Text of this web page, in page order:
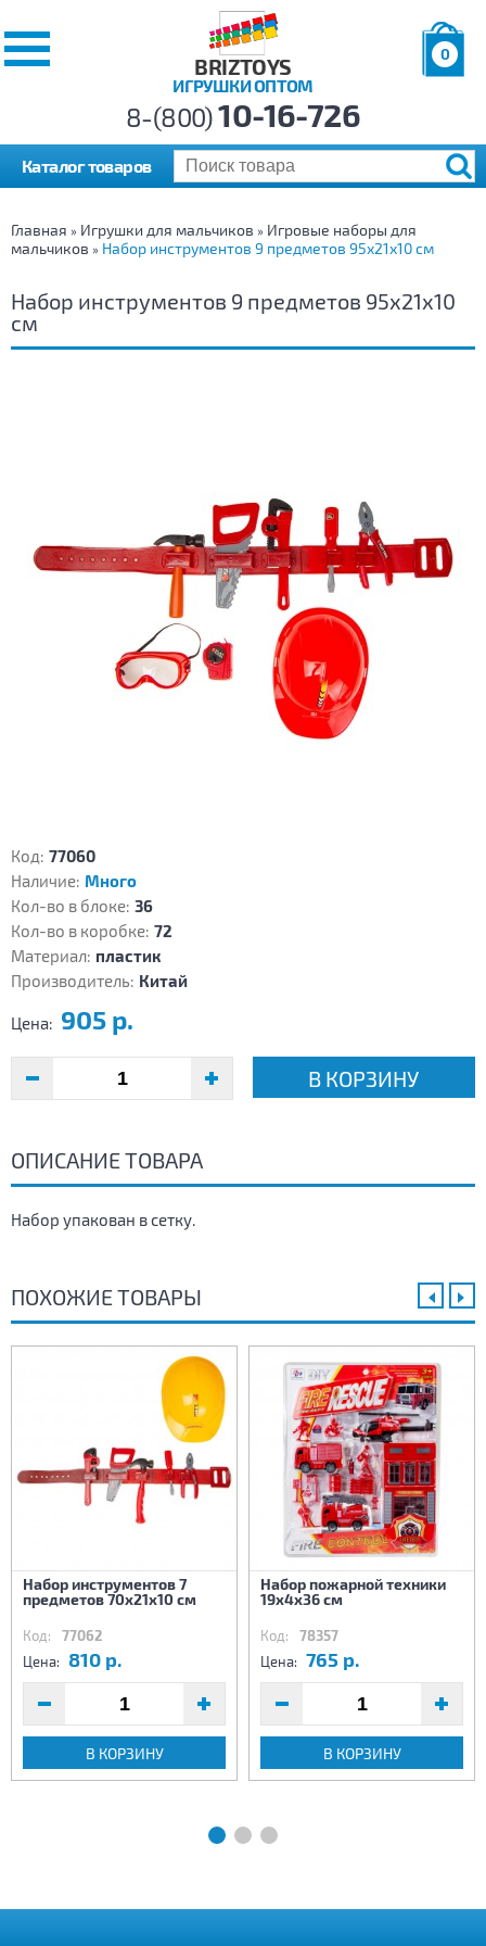
BRIZTOYS
ИГРУШКИ ОПТОМ
0
р.
8-(800)10-16-726
Каталог товаров
Главная » Игрушки для мальчиков » Игровые наборы для
мальчиков » Набор инструментов 9 предметов 95х21х10 см
Набор инструментов 9 предметов 95х21х10
см
Код: 77060
Наличие: Много
Кол-во в блоке: 36
Кол-во в коробке: 72
Материал: пластик
Производитель: Китай
Цена: 905 р.
В КОРЗИНУ
ОПИСАНИЕ ТОВАРА
Набор упакован в сетку.
ПОХОЖИЕ ТОВАРЫ
Набор инструментов 7
предметов 70х21х10 см
Код: 77062
Цена: 810 р.
В КОРЗИНУ
Набор пожарной техники
19х4х36 см
Код: 78357
Цена: 765 р.
В КОРЗИНУ